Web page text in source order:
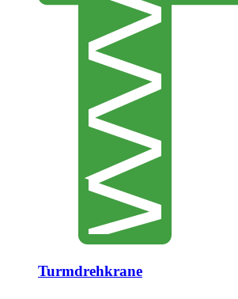
Turmdrehkrane